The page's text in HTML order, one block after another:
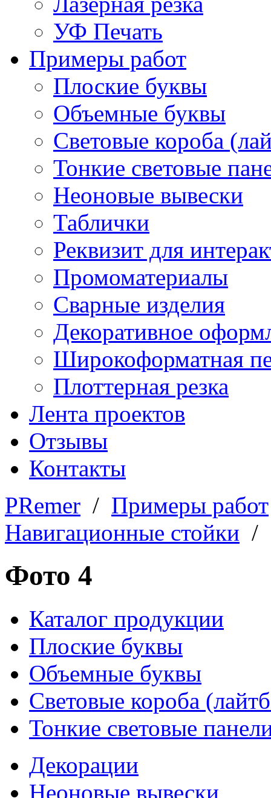
УФ Печать
Примеры работ
Плоские буквы
Объемные буквы
Световые короба
Тонкие световые
Неоновые вывески
Таблички
Реквизит для
Промоматериалы
Сварные изделия
Декоративное
Широкоформатная
Плоттерная резка
Лента проектов
Отзывы
Контакты
PRemer / Примеры работ
Навигационные стойки /
Фото 4
Каталог продукции
Плоские буквы
Объемные буквы
Световые короба
Тонкие световые
Декорации
Неоновые вывески